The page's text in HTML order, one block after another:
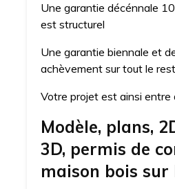
Une garantie décénnale
est structurel
Une garantie biennale et
achèvement sur tout le
Votre projet est ainsi entre
Modèle, plans,
3D, permis de
maison bois sur